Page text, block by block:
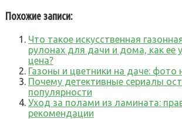
Похожие записи:
Что такое искусственная
рулонах для дачи и дома, как ее
цена?
Газоны и цветники на даче: фото
Почему детективные сериалы
популярности
Уход за полами из ламината:
рекомендации